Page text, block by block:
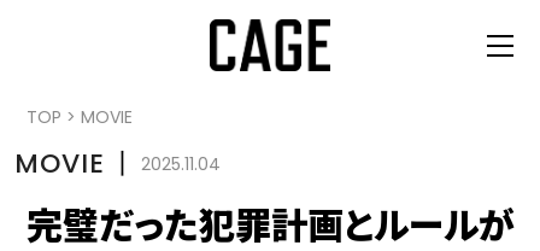
TOP > MOVIE
MOVIE 丨 2025.11.04
完璧だった犯罪計画とルールが